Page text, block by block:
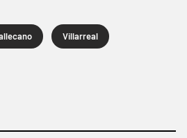
Villarreal